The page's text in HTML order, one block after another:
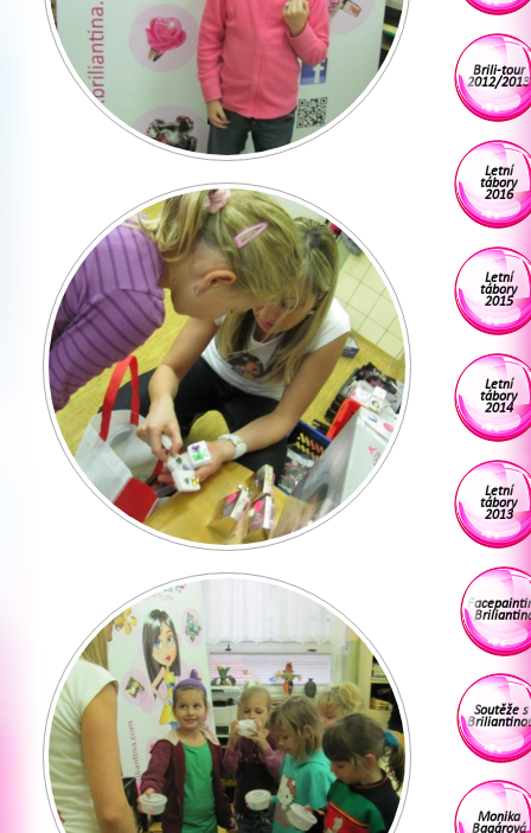
Brili-tour
2012/2013
Letní
tábory
2016
Letní
tábory
2015
Letní
tábory
2014
Letní
tábory
2013
Soutěže s
Monika
Bagárová